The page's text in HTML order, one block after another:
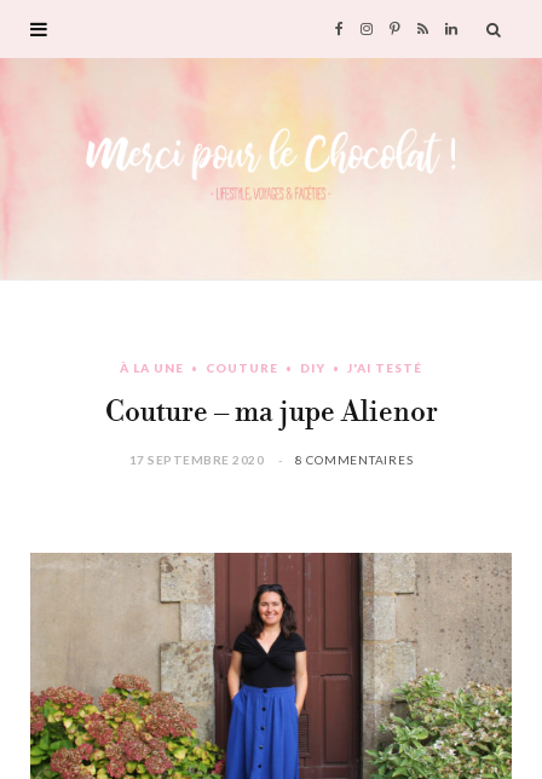
F
c
o
I P
n
e
R
S
L
À LA UNE COUTURE DIY J'AI TESTÉ
Couture – ma jupe Alienor
17 SEPTEMBRE 2020 8 COMMENTAIRES